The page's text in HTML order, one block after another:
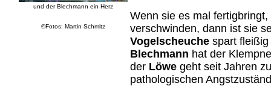
und der Blechmann ein Herz
©Fotos: Martin Schmitz
Wenn sie es mal
verschwinden, dann ist sie
Vogelscheuche spart
Blechmann hat der
der Löwe geht seit Jahren
pathologischen